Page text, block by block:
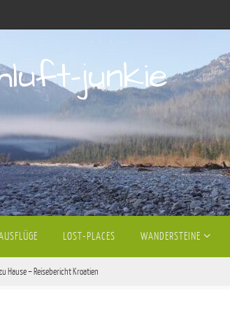
junkie
LOST-PLACES WANDERSTEINE
Hause – Reisebericht Kroatien